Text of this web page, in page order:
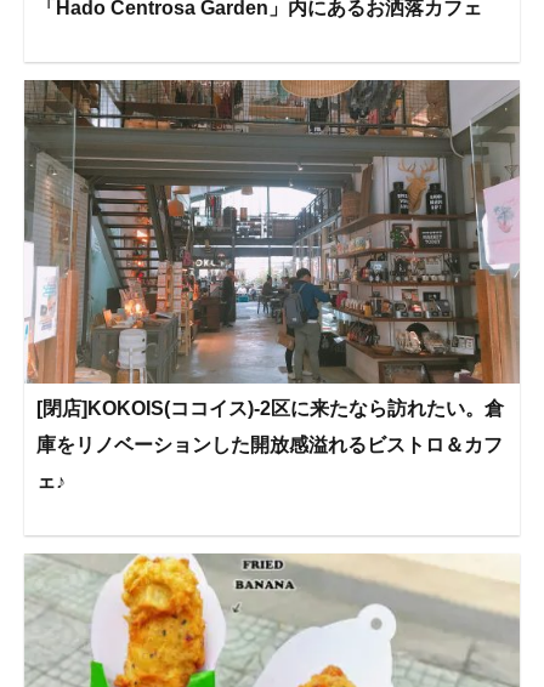
「Hado Centrosa Garden」内にあるお洒落カフェ
[閉店]KOKOIS(ココイス)-2区に来たなら訪れたい。倉
庫をリノベーションした開放感溢れるビストロ＆カフ
ェ♪